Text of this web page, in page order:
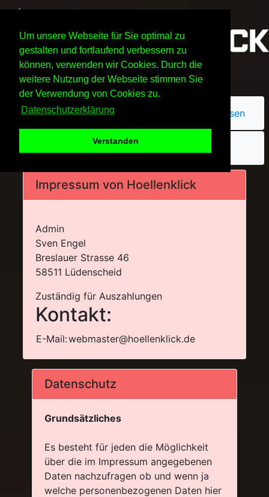
Um unsere Webseite für Sie optimal zu
gestalten und fortlaufend verbessern zu
können, verwenden wir Cookies. Durch die
weitere Nutzung der Webseite stimmen Sie
der Verwendung von Cookies zu.
Datenschutzerklärung
Verstanden
Passwort vergessen
Impressum von Hoellenklick
Admin
Sven Engel
Breslauer Strasse 46
58511 Lüdenscheid
Zuständig für Auszahlungen
Kontakt:
E-Mail:webmaster@hoellenklick.de
Datenschutz
Grundsätzliches
Es besteht für jeden die Möglichkeit
über die im Impressum angegebenen
Daten nachzufragen ob und wenn ja
welche personenbezogenen Daten hier